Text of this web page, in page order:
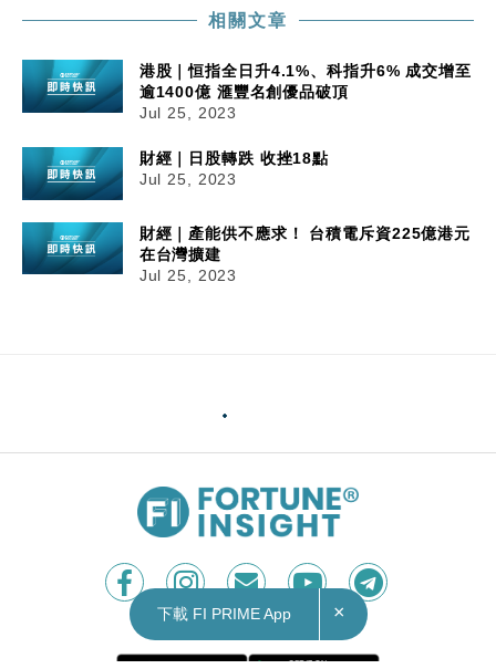
相關文章
港股｜恒指全日升4.1%、科指升6% 成交增至
逾1400億 滙豐名創優品破頂
Jul 25, 2023
財經｜日股轉跌 收挫18點
Jul 25, 2023
財經｜產能供不應求！ 台積電斥資225億港元
在台灣擴建
Jul 25, 2023
下載 FI PRIME App ×